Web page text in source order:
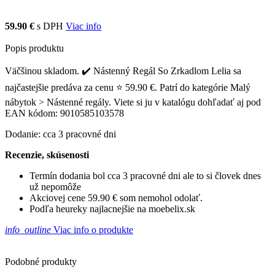
59.90 € s DPH Viac info
Popis produktu
Väčšinou skladom. ✔️ Nástenný Regál So Zrkadlom Lelia sa
najčastejšie predáva za cenu ⭐ 59.90 €. Patrí do kategórie Malý
nábytok > Nástenné regály. Viete si ju v katalógu dohľadať aj pod
EAN kódom: 9010585103578
Dodanie: cca 3 pracovné dni
Recenzie, skúsenosti
Termín dodania bol cca 3 pracovné dni ale to si človek dnes
už nepomôže
Akciovej cene 59.90 € som nemohol odolať.
Podľa heureky najlacnejšie na moebelix.sk
info_outline Viac info o produkte
Podobné produkty